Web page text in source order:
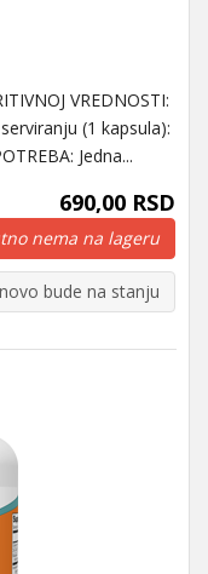
VREDNOSTI:
(1 kapsula):
Jedna...
690,00 RSD
nema na lageru
bude na stanju